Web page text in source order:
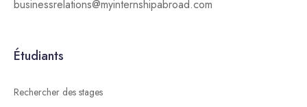
businessrelations@myinternshipabroad.com
Étudiants
Rechercher des stages